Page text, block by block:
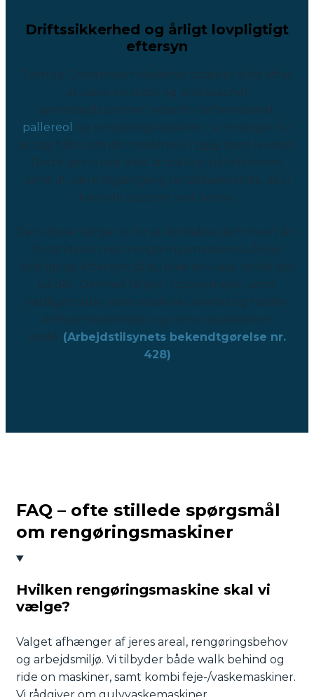
Driftssikkerhed og årligt lovpligtigt
eftersyn
pallereol
(Arbejdstilsynets bekendtgørelse nr.
428)
FAQ – ofte stillede spørgsmål
om rengøringsmaskiner
Hvilken rengøringsmaskine skal vi
vælge?
Valget afhænger af jeres areal, rengøringsbehov
og arbejdsmiljø. Vi tilbyder både walk behind og
ride on maskiner, samt kombi feje-/vaskemaskiner.